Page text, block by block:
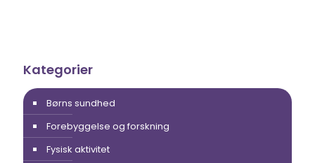
Kategorier
Børns sundhed
Forebyggelse og forskning
Fysisk aktivitet